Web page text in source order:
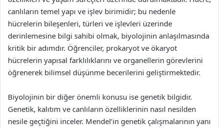
canlıların temel yapı ve işlev birimidir; bu nedenle
hücrelerin bileşenleri, türleri ve işlevleri üzerinde
derinlemesine bilgi sahibi olmak, biyolojinin anlaşılmasında
kritik bir adımdır. Öğrenciler, prokaryot ve ökaryot
hücrelerin yapısal farklılıklarını ve organellerin görevlerini
öğrenerek bilimsel düşünme becerilerini geliştirmektedir.
Biyolojinin bir diğer önemli konusu ise genetik bilgidir.
Genetik, kalıtım ve canlıların özelliklerinin nasıl nesilden
nesile geçtiğini inceler. Mendel’in genetik çalışmalarının yanı